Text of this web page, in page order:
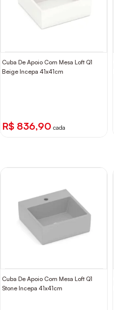
Cuba De Apoio Com Mesa Loft Q1
Beige Incepa 41x41cm
R$ 836,90 cada
Cuba De Apoio Com Mesa Loft Q1
Stone Incepa 41x41cm